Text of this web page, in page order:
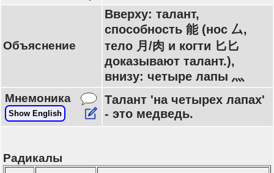
Объяснение
Вверху: талант,
способность 能 (нос 厶,
тело 月/肉 и когти 匕匕
доказывают талант.),
внизу: четыре лапы 灬
Мнемоника
Show English
Талант 'на четырех лапах'
- это медведь.
Радикалы